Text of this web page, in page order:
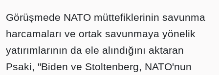
Görüşmede NATO müttefiklerinin savunma
harcamaları ve ortak savunmaya yönelik
yatırımlarının da ele alındığını aktaran
Psaki, "Biden ve Stoltenberg, NATO'nun